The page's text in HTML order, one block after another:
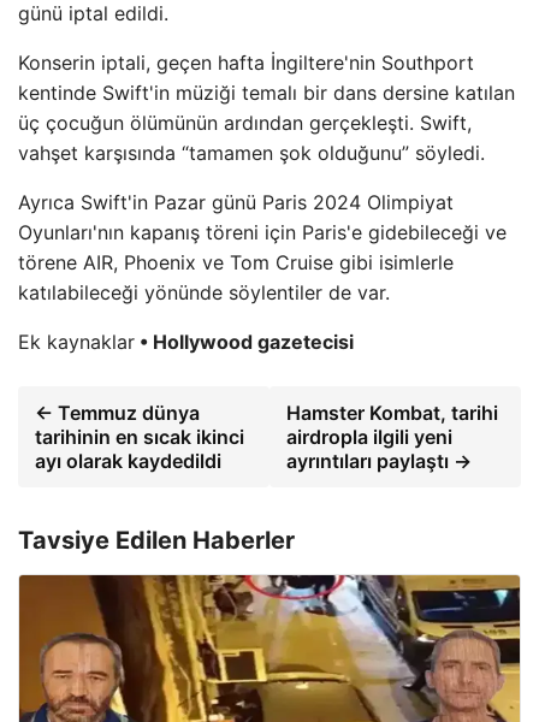
günü iptal edildi.
Konserin iptali, geçen hafta İngiltere'nin Southport
kentinde Swift'in müziği temalı bir dans dersine katılan
üç çocuğun ölümünün ardından gerçekleşti. Swift,
vahşet karşısında “tamamen şok olduğunu” söyledi.
Ayrıca Swift'in Pazar günü Paris 2024 Olimpiyat
Oyunları'nın kapanış töreni için Paris'e gidebileceği ve
törene AIR, Phoenix ve Tom Cruise gibi isimlerle
katılabileceği yönünde söylentiler de var.
Ek kaynaklar • Hollywood gazetecisi
← Temmuz dünya
tarihinin en sıcak ikinci
ayı olarak kaydedildi
Hamster Kombat, tarihi
airdropla ilgili yeni
ayrıntıları paylaştı →
Tavsiye Edilen Haberler